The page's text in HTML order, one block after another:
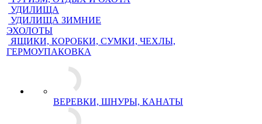
УДИЛИЩА
УДИЛИЩА ЗИМНИЕ
ЭХОЛОТЫ
ЯЩИКИ, КОРОБКИ, СУМКИ, ЧЕХЛЫ,
ГЕРМОУПАКОВКА
ВЕРЕВКИ, ШНУРЫ, КАНАТЫ